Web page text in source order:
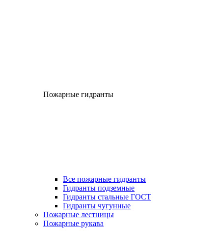
Пожарные гидранты
Все пожарные гидранты
Гидранты подземные
Гидранты стальные ГОСТ
Гидранты чугунные
Пожарные лестницы
Пожарные рукава